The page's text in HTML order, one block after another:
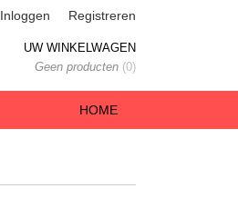
Inloggen Registreren
UW WINKELWAGEN
Geen producten (0)
HOME